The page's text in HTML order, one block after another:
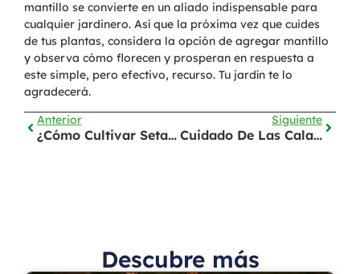
mantillo se convierte en un aliado indispensable para
cualquier jardinero. Así que la próxima vez que cuides
de tus plantas, considera la opción de agregar mantillo
y observa cómo florecen y prosperan en respuesta a
este simple, pero efectivo, recurso. Tu jardín te lo
agradecerá.
Anterior
¿Cómo Cultivar Setas En Casa?
Siguiente
Cuidado De Las Calas Dentro De Casa
Descubre más